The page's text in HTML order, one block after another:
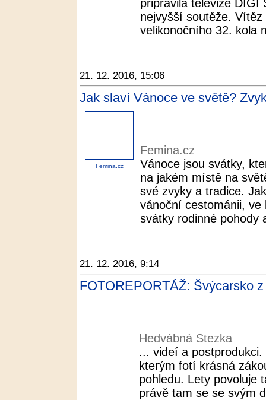
připravila televize DIGI
nejvyšší soutěže.
velikonočního 32. kola
21. 12. 2016, 15:06
Jak slaví Vánoce ve světě?
Femina.cz
Femina.cz
Vánoce jsou svátky,
na jakém místě na
své zvyky a tradice.
vánoční cestománii,
svátky rodinné pohody
21. 12. 2016, 9:14
FOTOREPORTÁŽ: Švýcarsko
Hedvábná Stezka
... videí a
kterým fotí krásná
pohledu. Lety povoluje
právě tam se se svým